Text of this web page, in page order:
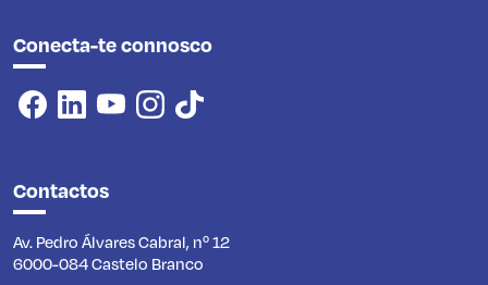
Conecta-te connosco
Contactos
Av. Pedro Álvares Cabral, nº 12
6000-084 Castelo Branco